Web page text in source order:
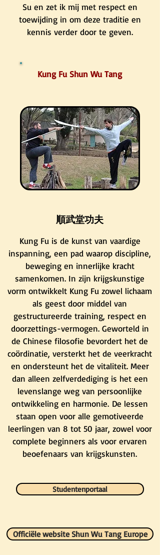
Su en zet ik mij met respect en
toewijding in om deze traditie en
kennis verder door te geven.
Kung Fu Shun Wu Tang
順武堂功夫
Kung Fu is de kunst van vaardige
inspanning, een pad waarop discipline,
beweging en innerlijke kracht
samenkomen. In zijn krijgskunstige
vorm ontwikkelt Kung Fu zowel lichaam
als geest door middel van
gestructureerde training, respect en
doorzettings-vermogen. Geworteld in
de Chinese filosofie bevordert het de
coördinatie, versterkt het de veerkracht
en ondersteunt het de vitaliteit. Meer
dan alleen zelfverdediging is het een
levenslange weg van persoonlijke
ontwikkeling en harmonie. De lessen
staan open voor alle gemotiveerde
leerlingen van 8 tot 50 jaar, zowel voor
complete beginners als voor ervaren
beoefenaars van krijgskunsten.
Studentenportaal
Officiële website Shun Wu Tang Europe